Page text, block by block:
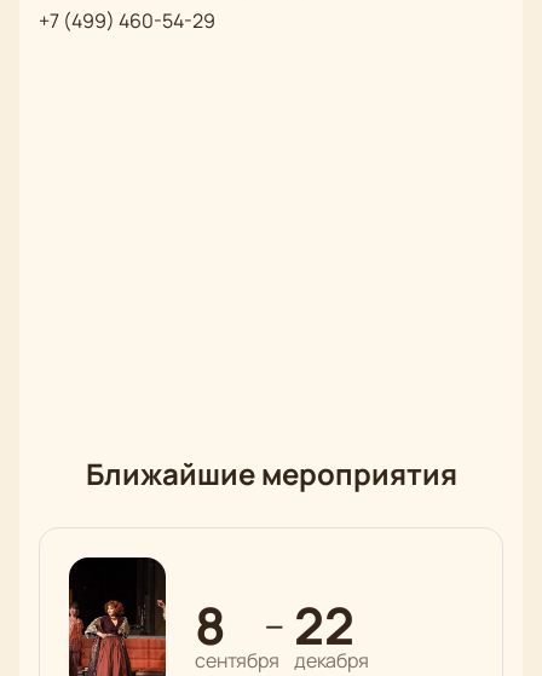
+7 (499) 460-54-29
Ближайшие мероприятия
8
сентября
— 22
декабря